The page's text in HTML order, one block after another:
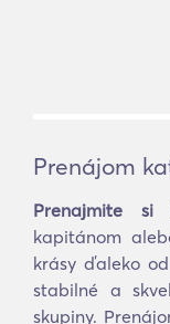
Prenájom
Prenajmite si
kapitánom
krásy ďaleko
stabilné a
skupiny.